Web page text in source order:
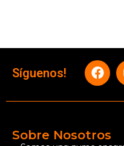
Síguenos!
Sobre Nosotros